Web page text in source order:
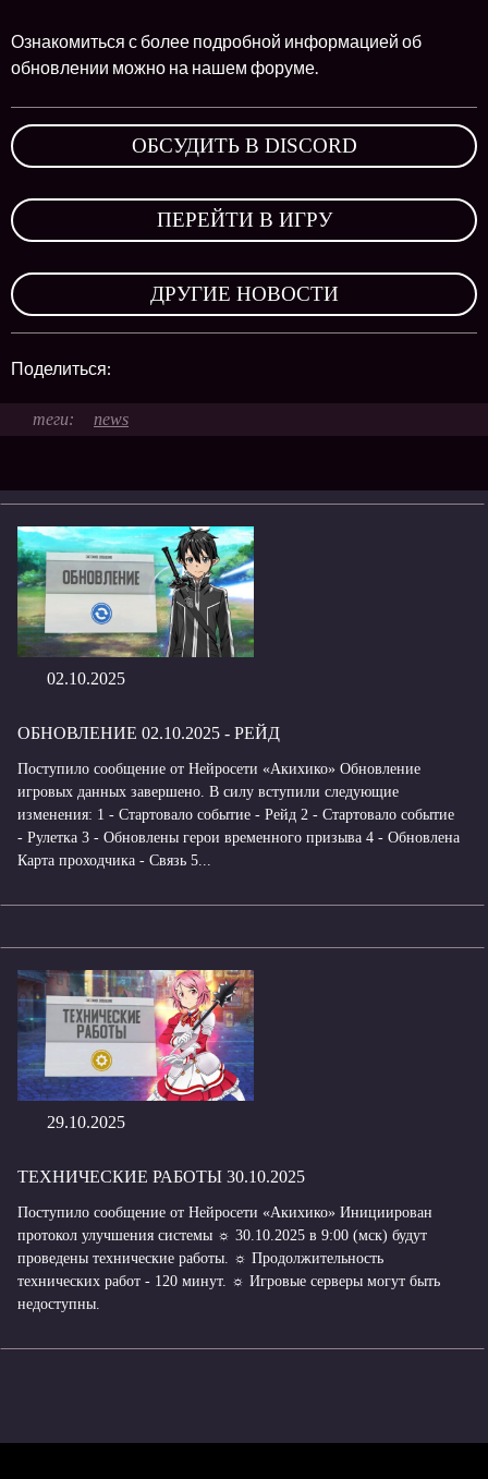
Ознакомиться с более подробной информацией об
обновлении можно на нашем форуме.
ОБСУДИТЬ В DISCORD
ПЕРЕЙТИ В ИГРУ
ДРУГИЕ НОВОСТИ
Поделиться:
news
02.10.2025
ОБНОВЛЕНИЕ 02.10.2025 - РЕЙД
Поступило сообщение от Нейросети «Акихико» Обновление
игровых данных завершено. В силу вступили следующие
изменения: 1 - Стартовало событие - Рейд 2 - Стартовало событие
- Рулетка 3 - Обновлены герои временного призыва 4 - Обновлена
Карта проходчика - Связь 5...
29.10.2025
ТЕХНИЧЕСКИЕ РАБОТЫ 30.10.2025
Поступило сообщение от Нейросети «Акихико» Инициирован
протокол улучшения системы ☼ 30.10.2025 в 9:00 (мск) будут
проведены технические работы. ☼ Продолжительность
технических работ - 120 минут. ☼ Игровые серверы могут быть
недоступны.